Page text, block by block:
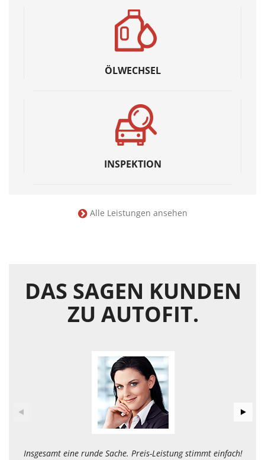
ÖLWECHSEL
INSPEKTION
Alle Leistungen ansehen
DAS SAGEN KUNDEN
ZU AUTOFIT.
Insgesamt eine runde Sache. Preis-Leistung stimmt einfach!